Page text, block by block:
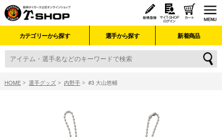
カテゴリーから探す 選手から探す 新着商品
HOME 選手グッズ 内野手 #3 大山悠輔